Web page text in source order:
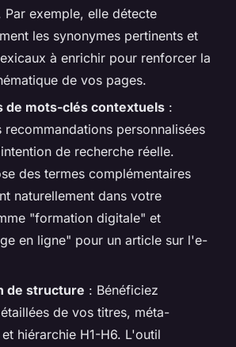
Par exemple, elle détecte
les synonymes pertinents et
à enrichir pour renforcer la
de vos pages.
de mots-clés contextuels :
recommandations personnalisées
de recherche réelle.
des termes complémentaires
naturellement dans votre
"formation digitale" et
en ligne" pour un article sur l'e-
de structure : Bénéficiez
de vos titres, méta-
hiérarchie H1-H6. L'outil